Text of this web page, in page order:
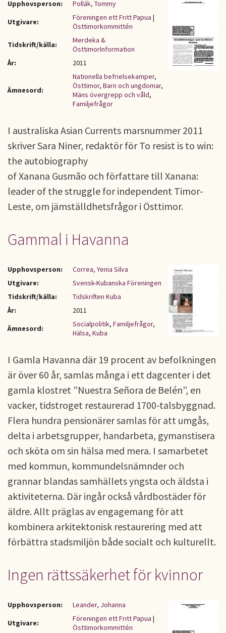
Upphovsperson:
Pollák, Tommy
Utgivare:
Föreningen ett Fritt Papua |
Östtimorkommittén
Tidskrift/källa:
Merdeka &
ÖsttimorInformation
År:
2011
Ämnesord:
Nationella befrielsekamper,
Östtimor, Barn och ungdomar,
Mäns övergrepp och våld,
Familjefrågor
I australiska Asian Currents marsnummer 2011
skriver Sara Niner, redaktör för To resist is to win:
the autobiography
of Xanana Gusmão och författare till Xanana:
leader of the struggle for independent Timor-
Leste, om jämställdhetsfrågor i Östtimor.
Gammal i Havanna
Upphovsperson:
Correa, Yenia Silva
Utgivare:
Svensk-Kubanska Föreningen
Tidskrift/källa:
Tidskriften Kuba
År:
2011
Ämnesord:
Socialpolitik, Familjefrågor,
Hälsa, Kuba
I Gamla Havanna där 19 procent av befolkningen
är över 60 år, samlas många i ett dagcenter i det
gamla klostret ”Nuestra Señora de Belén”, en
vacker, tidstroget restaurerad 1700-talsbyggnad.
Flera hundra pensionärer samlas för att umgås,
delta i arbetsgrupper, handarbeta, gymanstisera
och sköta om sin hälsa med mera. I samarbetet
med kommun, kommundelsnämnder och
grannar blandas samhällets yngsta och äldsta i
aktiviteterna. Där ingår också vårdbostäder för
äldre. Allt präglas av engagemang för att
kombinera arkitektonisk restaurering med att
förbättra stadsmiljön både socialt och kulturellt.
Ingen rättssäkerhet för kvinnor
Upphovsperson:
Leander, Johanna
Utgivare:
Föreningen ett Fritt Papua |
Östtimorkommittén